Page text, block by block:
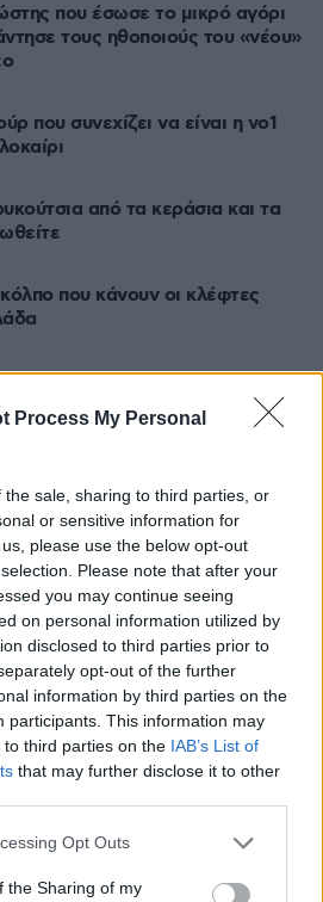
Process My Personal
sale, sharing to third parties, or
or sensitive information for
please use the below opt-out
Please note that after your
you may continue seeing
on personal information utilized by
disclosed to third parties prior to
opt-out of the further
information by third parties on the
participants. This information may
third parties on the IAB’s List of
that may further disclose it to other
app uses one or more Google
usage behaviour. You may click to
Opt Outs
the Sharing of my
που έσωσε το μικρό αγόρι
τους ηθοποιούς του «νέου»
που συνεχίζει να είναι η νο1
από τα κεράσια και τα
που κάνουν οι κλέφτες
λάθος που κάνουμε τις ζεστές
νερά του Αιγαίου
Καρυστιανού και ο
Μπρουτζάκης: Καταγγέλλει
και πληρωμένους όσους
από τροχαίο με γουρούνα